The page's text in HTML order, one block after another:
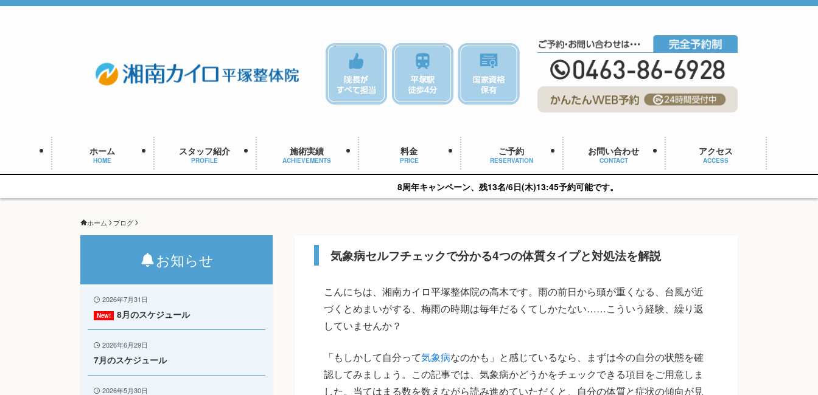
ホーム
HOME
スタッフ紹介
PROFILE
施術実績
ACHIEVEMENTS
料金
PRICE
ご予約
RESERVATION
お問い合わせ
CONTACT
アクセス
ACCESS
8周年キャンペーン、残13名/6日(木)13:45予約可能です。
ホーム ブログ
気象病セルフチェックで分かる4つの体質タイプと対処法を解説
こんにちは、湘南カイロ平塚整体院の高木です。雨の前日から頭が重くなる、台風が近
づくとめまいがする、梅雨の時期は毎年だるくてしかたない……こういう経験、繰り返
していませんか？
「もしかして自分って気象病なのかも」と感じているなら、まずは今の自分の状態を確
認してみましょう。この記事では、気象病かどうかをチェックできる項目をご用意しま
した。当てはまる数を数えながら読み進めていただくと、自分の体質と症状の傾向が見
お知らせ
2026年7月31日
8月のスケジュール
2026年6月29日
7月のスケジュール
2026年5月30日